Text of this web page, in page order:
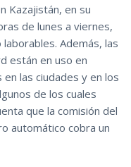
Kazajistán, en su
de lunes a viernes,
Además, las
están en uso en
las ciudades y en los
de los cuales
que la comisión del
automático cobra un